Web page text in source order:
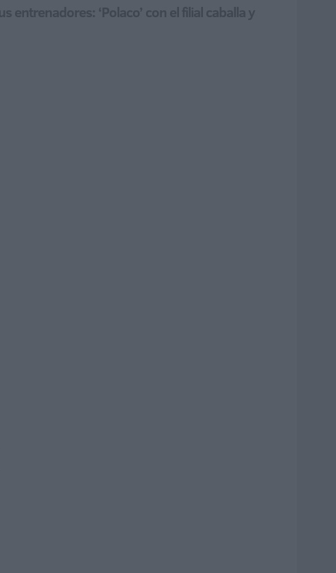
entrenadores: ‘Polaco’ con el filial caballa y